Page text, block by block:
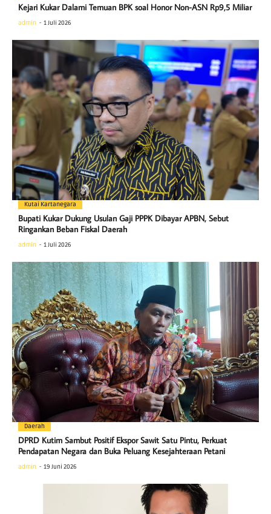
Kejari Kukar Dalami Temuan BPK soal Honor Non-ASN Rp9,5 Miliar
admin 1 Juli 2026
Kutai Kartanegara
Bupati Kukar Dukung Usulan Gaji PPPK Dibayar APBN, Sebut
Ringankan Beban Fiskal Daerah
admin 1 Juli 2026
Daerah
DPRD Kutim Sambut Positif Ekspor Sawit Satu Pintu, Perkuat
Pendapatan Negara dan Buka Peluang Kesejahteraan Petani
admin 19 Juni 2026